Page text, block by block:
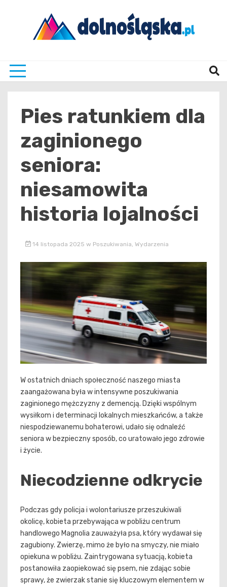
Pies ratunkiem dla
zaginionego
seniora:
niesamowita
historia lojalności
14 listopada 2025 w Poszukiwania Wydarzenia
W ostatnich dniach społeczność naszego miasta
zaangażowana była w intensywne poszukiwania
zaginionego mężczyzny z demencją. Dzięki wspólnym
wysiłkom i determinacji lokalnych mieszkańców, a także
niespodziewanemu bohaterowi, udało się odnaleźć
seniora w bezpieczny sposób, co uratowało jego zdrowie
i życie.
Niecodzienne odkrycie
Podczas gdy policja i wolontariusze przeszukiwali
okolicę, kobieta przebywająca w pobliżu centrum
handlowego Magnolia zauważyła psa, który wydawał się
zagubiony. Zwierzę, mimo że było na smyczy, nie miało
opiekuna w pobliżu. Zaintrygowana sytuacją, kobieta
postanowiła zaopiekować się psem, nie zdając sobie
sprawy, że zwierzak stanie się kluczowym elementem w